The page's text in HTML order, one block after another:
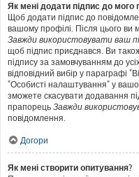
Як мені додати підпис до мого
Щоб додати підпис до
вашому профілі. Після цього ви
Завжди використовувати ваш
щоб підпис приєднався. Ви
підпису за замовчуванням до
відповідний вибір у параграфі
"Особисті налаштування" у
зможете скасувати додавання
прапорець Завжди
повідомлення.
Догори
Як мені створити опитування?